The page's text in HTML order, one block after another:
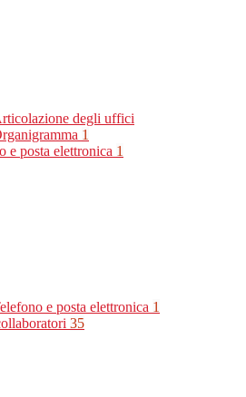
degli uffici
1
e posta elettronica 1
e posta elettronica 1
35